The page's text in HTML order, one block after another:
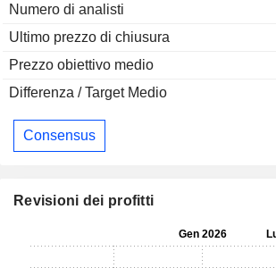
Numero di analisti
Ultimo prezzo di chiusura
Prezzo obiettivo medio
Differenza / Target Medio
Consensus
Revisioni dei profitti